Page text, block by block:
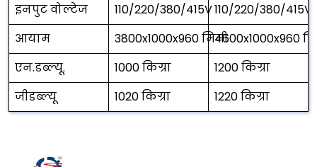
इनपुट वोल्टेज
110/220/380/415V110/220/380/415V
आयाम
3800x1000x960 मिमी4600x1000x960
एन.डब्ल्यू.
1000 किग्रा
1200 किग्रा
जीडब्ल्यू
1020 किग्रा 1220 किग्रा